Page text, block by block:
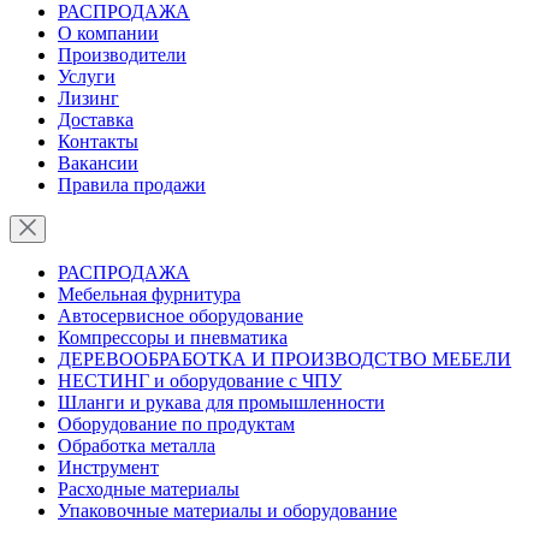
РАСПРОДАЖА
О компании
Производители
Услуги
Лизинг
Доставка
Контакты
Вакансии
Правила продажи
РАСПРОДАЖА
Мебельная фурнитура
Автосервисное оборудование
Компрессоры и пневматика
ДЕРЕВООБРАБОТКА И ПРОИЗВОДСТВО МЕБЕЛИ
НЕСТИНГ и оборудование с ЧПУ
Шланги и рукава для промышленности
Оборудование по продуктам
Обработка металла
Инструмент
Расходные материалы
Упаковочные материалы и оборудование